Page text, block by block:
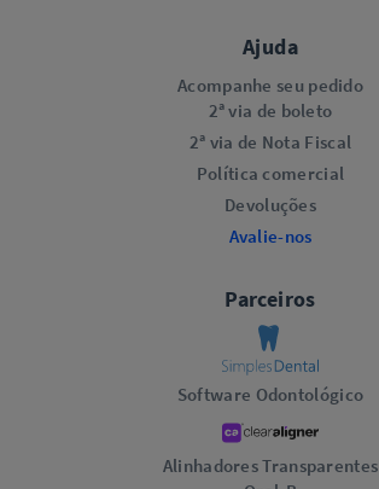
Ajuda
Acompanhe seu pedido
2ª via de boleto
2ª via de Nota Fiscal
Política comercial
Devoluções
Avalie-nos
Parceiros
Software Odontológico
Alinhadores Transparentes